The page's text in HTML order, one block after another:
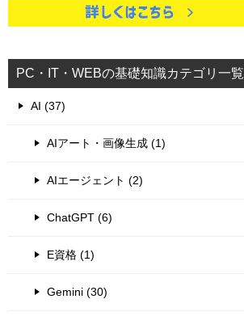
PC・IT・WEBの基礎知識カテゴリ一覧
AI (37)
AIアート・画像生成 (1)
AIエージェント (2)
ChatGPT (6)
E資格 (1)
Gemini (30)